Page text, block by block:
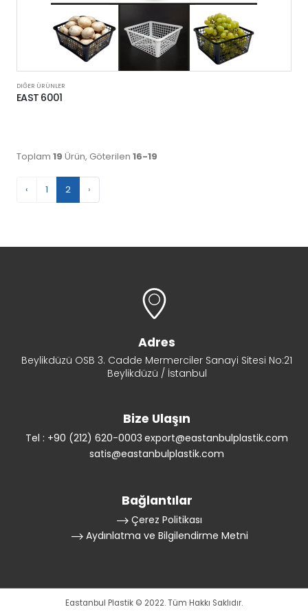
DIĞER ÜRÜNLER
EAST 6001
Toplam 19 Ürün, Göterilen 16-19
‹ 1 2 ›
Adres
Beylikdüzü OSB 3. Cadde Mermerciler Sanayi Sitesi No:21
Beylikdüzü / İstanbul
Bize Ulaşın
Tel : +90 (212) 620-0003 export@eastanbulplastik.com
satis@eastanbulplastik.com
Bağlantılar
Çerez Politikası
Aydınlatma ve Bilgilendirme Metni
Eastanbul Plastik © 2022. Tüm Hakkı Saklıdır.